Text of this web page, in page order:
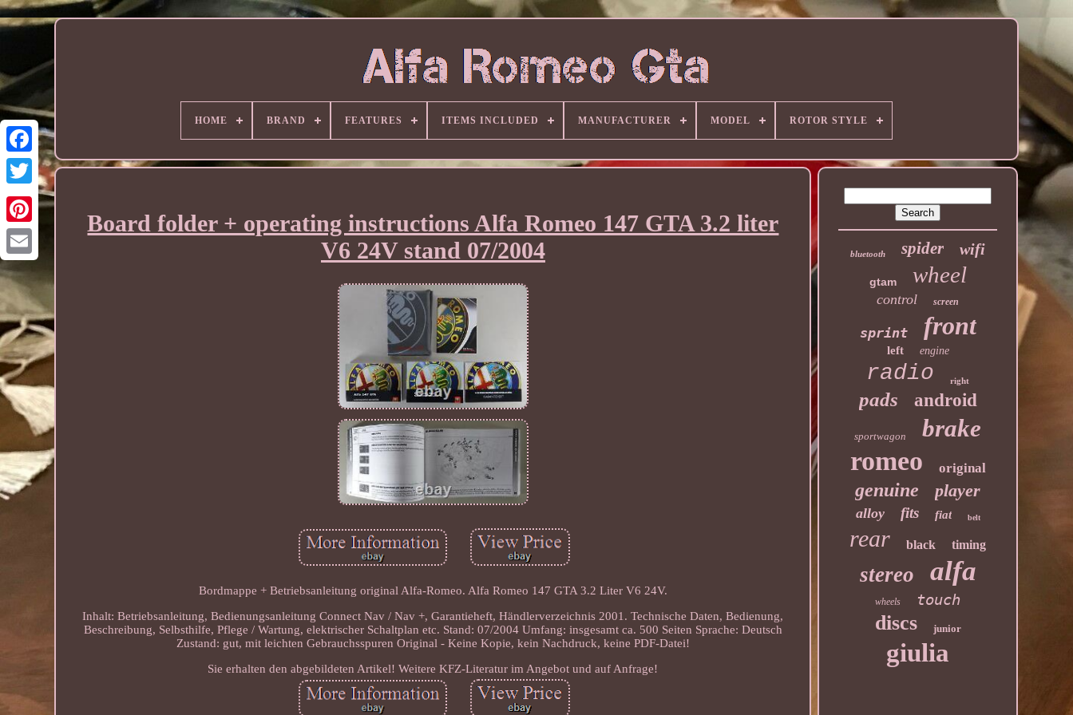
HOME BRAND FEATURES ITEMS INCLUDED MANUFACTURER MODEL ROTOR STYLE
Board folder + operating instructions Alfa Romeo 147 GTA 3.2 liter
V6 24V stand 07/2004
Bordmappe + Betriebsanleitung original Alfa-Romeo. Alfa Romeo 147 GTA 3.2 Liter V6 24V.
Inhalt: Betriebsanleitung, Bedienungsanleitung Connect Nav / Nav +, Garantieheft, Händlerverzeichnis 2001. Technische Daten, Bedienung,
Beschreibung, Selbsthilfe, Pflege / Wartung, elektrischer Schaltplan etc. Stand: 07/2004 Umfang: insgesamt ca. 500 Seiten Sprache: Deutsch
Zustand: gut, mit leichten Gebrauchsspuren Original - Keine Kopie, kein Nachdruck, keine PDF-Datei!
Sie erhalten den abgebildeten Artikel! Weitere KFZ-Literatur im Angebot und auf Anfrage!
bluetooth spider wifi
gtam wheel
control screen
sprint front
left engine
radio right
pads android
sportwagon brake
romeo original
genuine player
alloy fits fiat belt
rear black timing
stereo alfa
wheels touch
discs junior
giulia